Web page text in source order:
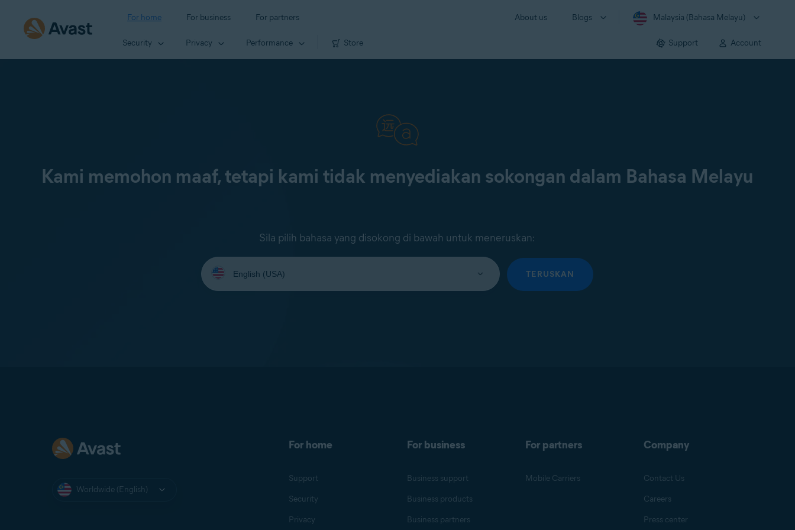
For home For business For partners About us Blogs Malaysia (Bahasa Melayu)
Security Privacy Performance Store Support Account
Kami memohon maaf, tetapi kami tidak menyediakan sokongan dalam Bahasa Melayu
Sila pilih bahasa yang disokong di bawah untuk meneruskan:
Select
your
language:
TERUSKAN
Worldwide (English)
For home
Support
Security
Privacy
For business
Business support
Business products
Business partners
For partners
Mobile Carriers
Company
Contact Us
Careers
Press center